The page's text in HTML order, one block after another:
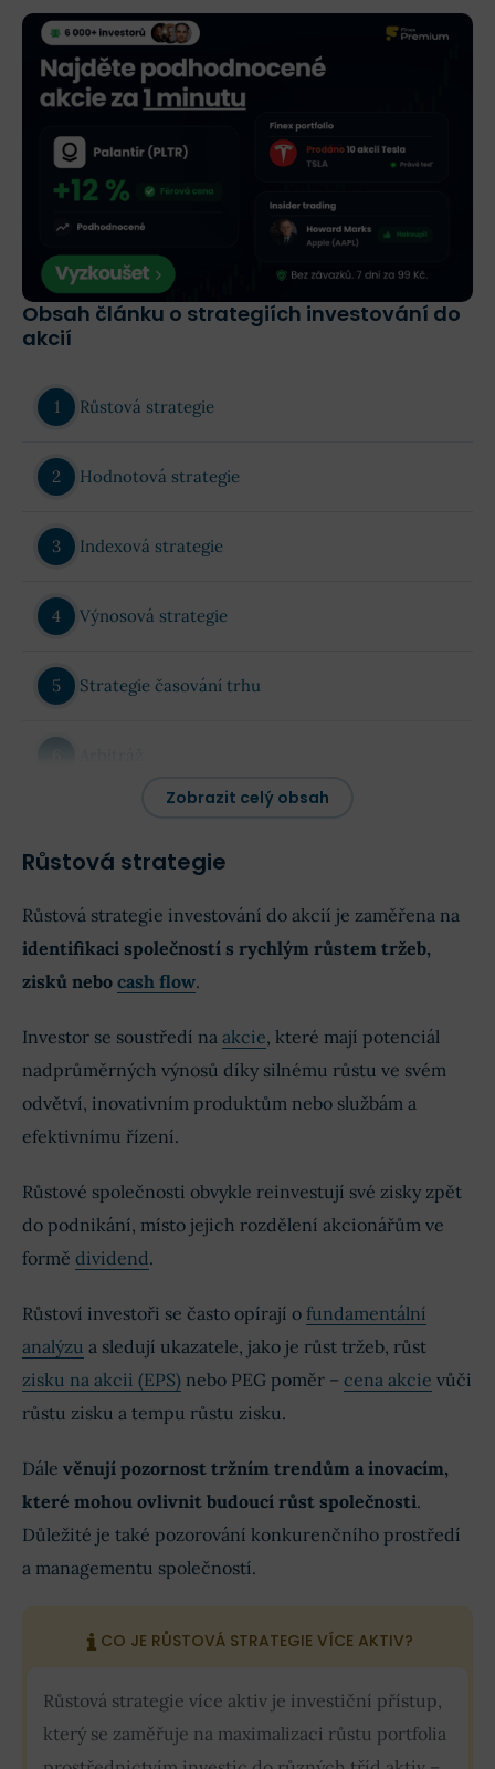
Obsah článku o strategiích investování do
akcií
Růstová strategie
Hodnotová strategie
Indexová strategie
Výnosová strategie
Strategie časování trhu
Důkladně zvažte váš investiční horizont
Slovo závěrem: Strategie investování do akcií
FAQs - Na co se nejčastěji ptáte
akcií (komentáře)
Zobrazit celý obsah
Růstová strategie
Růstová strategie investování do akcií je zaměřena na
identifikaci společností s rychlým růstem tržeb,
zisků nebo cash flow.
Investor se soustředí na akcie, které mají potenciál
nadprůměrných výnosů díky silnému růstu ve svém
odvětví, inovativním produktům nebo službám a
efektivnímu řízení.
Růstové společnosti obvykle reinvestují své zisky zpět
do podnikání, místo jejich rozdělení akcionářům ve
formě dividend.
Růstoví investoři se často opírají o fundamentální
analýzu a sledují ukazatele, jako je růst tržeb, růst
zisku na akcii (EPS) nebo PEG poměr – cena akcie vůči
růstu zisku a tempu růstu zisku.
Dále věnují pozornost tržním trendům a inovacím,
které mohou ovlivnit budoucí růst společnosti.
Důležité je také pozorování konkurenčního prostředí
a managementu společností.
CO JE RŮSTOVÁ STRATEGIE VÍCE AKTIV?
Růstová strategie více aktiv je investiční přístup,
který se zaměřuje na maximalizaci růstu portfolia